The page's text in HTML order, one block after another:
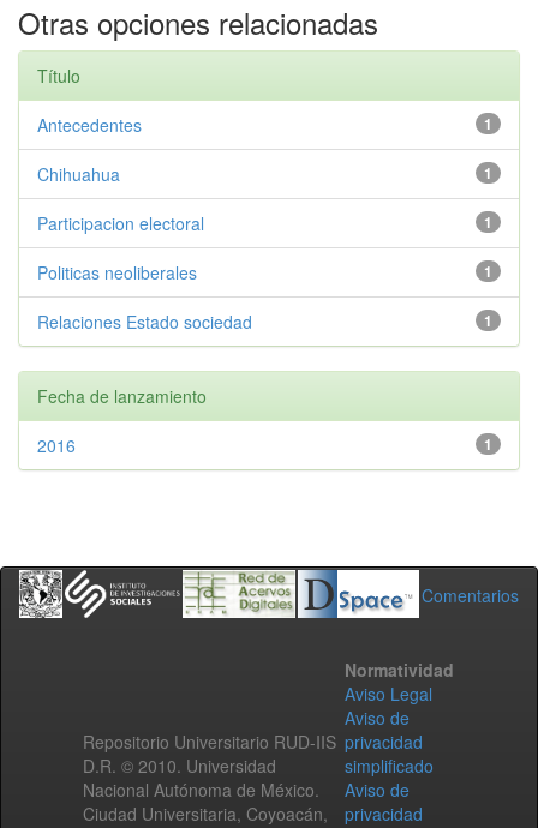
Otras opciones relacionadas
Título
1
Antecedentes
1
Chihuahua
1
Participacion electoral
1
Politicas neoliberales
1
Relaciones Estado sociedad
Fecha de lanzamiento
1
2016
Comentarios
Repositorio Universitario RUD-IIS
D.R. © 2010. Universidad
Nacional Autónoma de México.
Ciudad Universitaria, Coyoacán,
Normatividad
Aviso Legal
Aviso de
privacidad
simplificado
Aviso de
privacidad